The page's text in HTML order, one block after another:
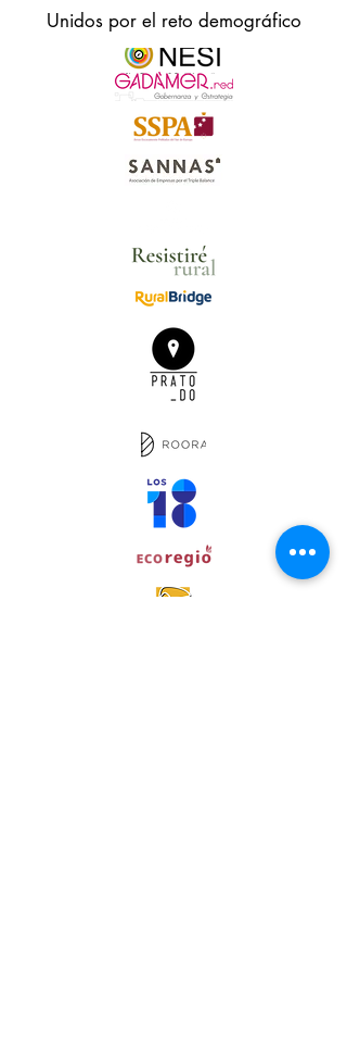
Unidos por el reto demográfico